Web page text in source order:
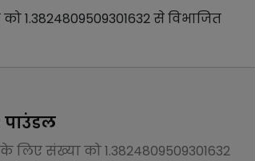
को1.3824809509301632सेविभाजित
पाउंडल
के लिए संख्या को1.3824809509301632